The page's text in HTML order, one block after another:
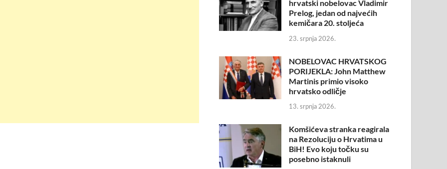
hrvatski nobelovac Vladimir
Prelog, jedan od najvećih
kemičara 20. stoljeća
23. srpnja 2026.
NOBELOVAC HRVATSKOG
PORIJEKLA: John Matthew
Martinis primio visoko
hrvatsko odličje
13. srpnja 2026.
Komšićeva stranka reagirala
na Rezoluciju o Hrvatima u
BiH! Evo koju točku su
posebno istaknuli